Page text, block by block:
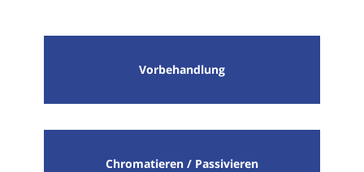
Vorbehandlung
Chromatieren / Passivieren